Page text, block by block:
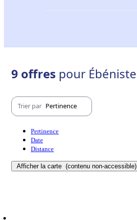
9 offres pour
Trier par Pertinence
Pertinence
Date
Distance
Afficher la carte (contenu non-accessible)